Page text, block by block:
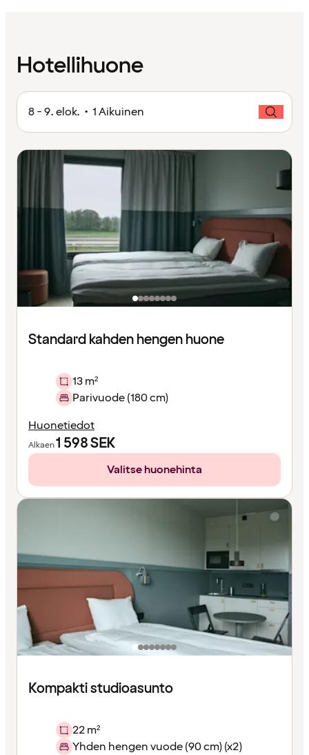
Hotellihuone
8 - 9. elok. • 1 Aikuinen
Standard kahden hengen huone
13 m²
Parivuode (180 cm)
Huonetiedot
Alkaen1 598SEK
Valitse huonehinta
Kompakti studioasunto
22 m²
Yhden hengen vuode (90 cm) (x2)